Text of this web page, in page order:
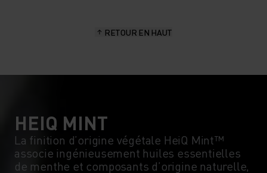
RETOUR EN HAUT
HEIQ MINT
La finition d’origine végétale HeiQ Mint™
associe ingénieusement huiles essentielles
de menthe et composants d’origine naturelle,